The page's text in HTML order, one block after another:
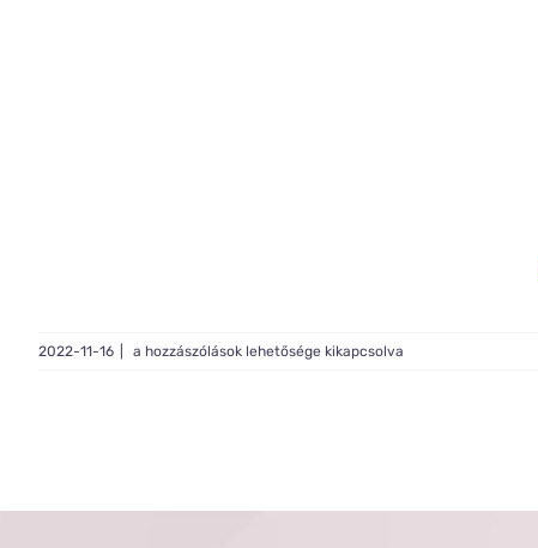
2022-11-16
Live
a hozzászólások lehetősége kikapcsolva